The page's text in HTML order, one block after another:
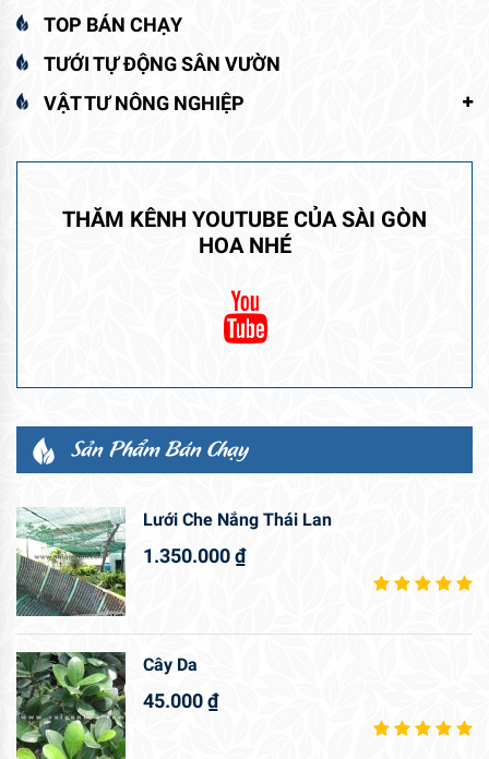
TOP BÁN CHẠY
TƯỚI TỰ ĐỘNG SÂN VƯỜN
VẬT TƯ NÔNG NGHIỆP
THĂM KÊNH YOUTUBE CỦA SÀI GÒN
HOA NHÉ
Sản Phẩm Bán Chạy
Lưới Che Nắng Thái Lan
1.350.000₫
Cây Da
45.000₫